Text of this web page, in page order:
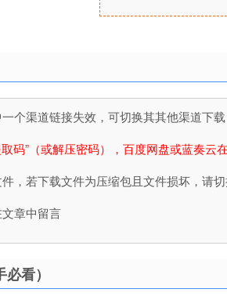
个渠道链接失效，可切换其其他渠道下
码”（或解压密码），百度网盘或蓝奏云
，若下载文件为压缩包且文件损坏，请
章中留言
看）